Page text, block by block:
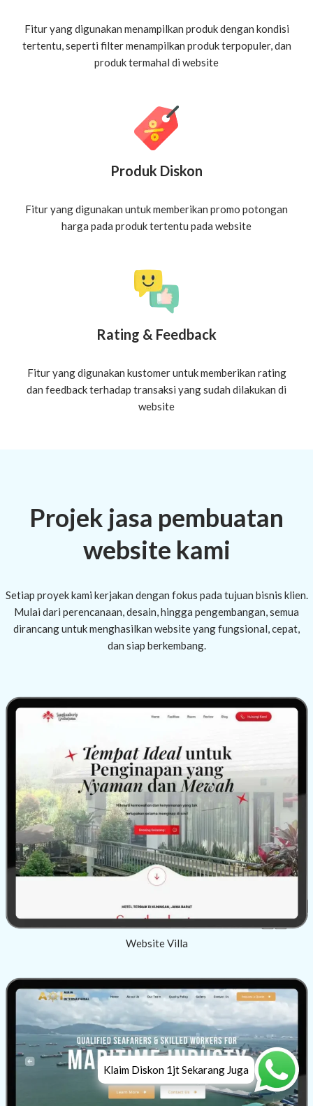
Klaim Diskon 1jt Sekarang Juga
Fitur yang digunakan menampilkan produk dengan kondisi
tertentu, seperti filter menampilkan produk terpopuler, dan
produk termahal di website
Produk Diskon
Fitur yang digunakan untuk memberikan promo potongan
harga pada produk tertentu pada website
Rating & Feedback
Fitur yang digunakan kustomer untuk memberikan rating
dan feedback terhadap transaksi yang sudah dilakukan di
website
Projek jasa pembuatan
website kami
Setiap proyek kami kerjakan dengan fokus pada tujuan bisnis klien.
Mulai dari perencanaan, desain, hingga pengembangan, semua
dirancang untuk menghasilkan website yang fungsional, cepat,
dan siap berkembang.
Website Villa